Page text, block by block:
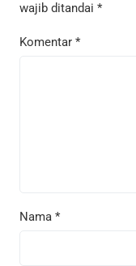
wajib ditandai *
Komentar *
Nama *